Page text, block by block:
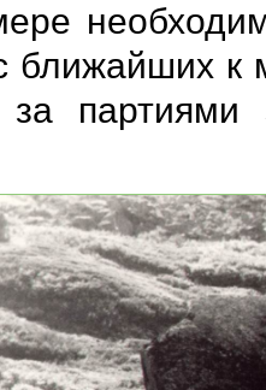
ближайших к
партиями